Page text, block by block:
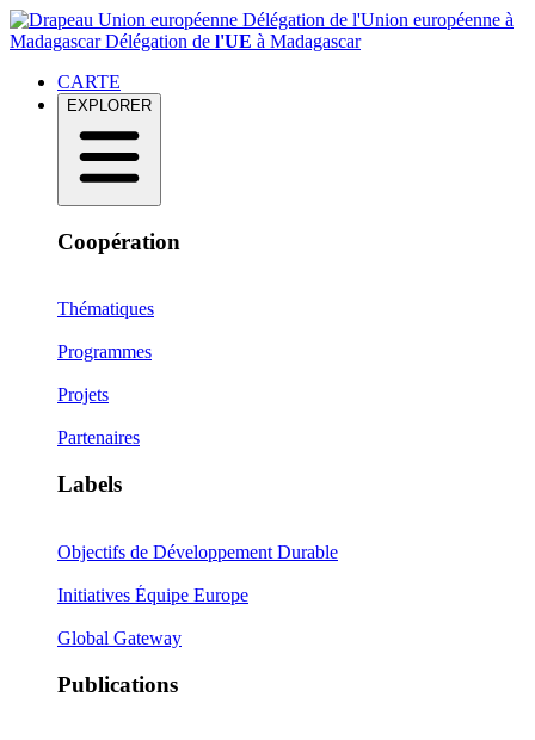
Délégation de l'Union européenne à
MadagascarDélégation de l'UE à Madagascar
CARTE
EXPLORER
Coopération
Thématiques
Programmes
Projets
Partenaires
Labels
Objectifs de Développement Durable
Initiatives Équipe Europe
Global Gateway
Publications